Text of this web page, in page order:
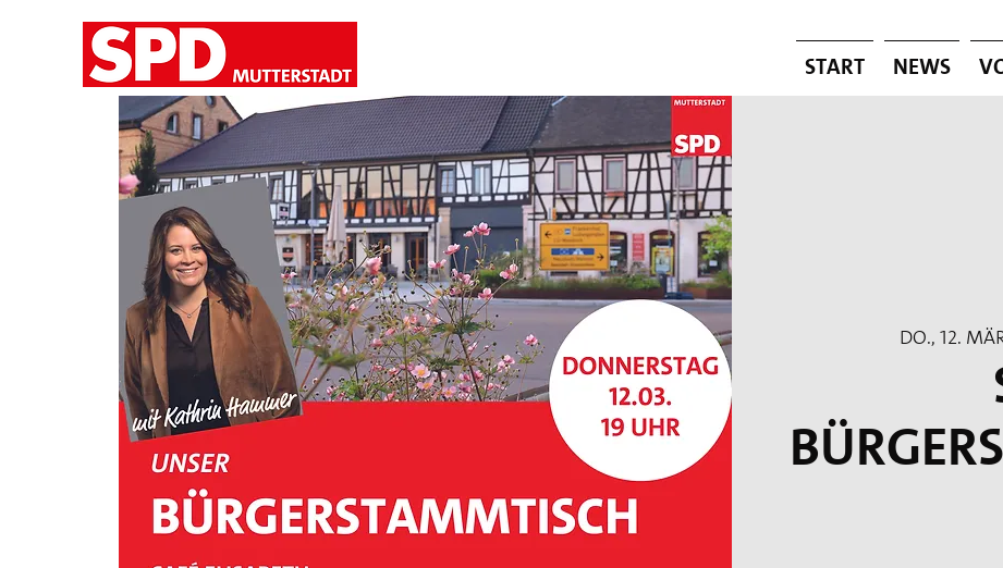
Start News
Do., 12.